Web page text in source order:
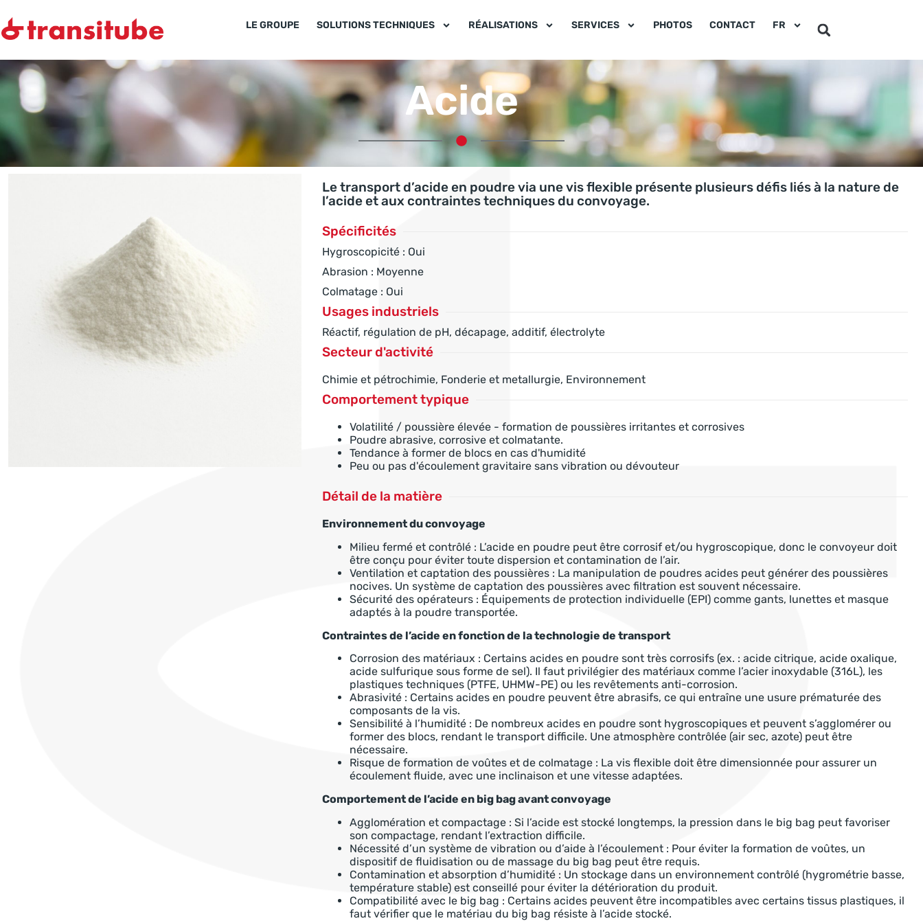
LE GROUPE SOLUTIONS TECHNIQUES RÉALISATIONS SERVICES PHOTOS CONTACT FR
Acide
Le transport d’acide en poudre via une vis flexible présente plusieurs défis liés à la nature de
l’acide et aux contraintes techniques du convoyage.
Spécificités
Hygroscopicité : Oui
Abrasion : Moyenne
Colmatage : Oui
Usages industriels
Réactif, régulation de pH, décapage, additif, électrolyte
Secteur d'activité
Chimie et pétrochimie, Fonderie et metallurgie, Environnement
Comportement typique
Volatilité / poussière élevée - formation de poussières irritantes et corrosives
Poudre abrasive, corrosive et colmatante.
Tendance à former de blocs en cas d'humidité
Peu ou pas d'écoulement gravitaire sans vibration ou dévouteur
Détail de la matière
Environnement du convoyage
Milieu fermé et contrôlé : L’acide en poudre peut être corrosif et/ou hygroscopique, donc le convoyeur doit
être conçu pour éviter toute dispersion et contamination de l’air.
Ventilation et captation des poussières : La manipulation de poudres acides peut générer des poussières
nocives. Un système de captation des poussières avec filtration est souvent nécessaire.
Sécurité des opérateurs : Équipements de protection individuelle (EPI) comme gants, lunettes et masque
adaptés à la poudre transportée.
Contraintes de l’acide en fonction de la technologie de transport
Corrosion des matériaux : Certains acides en poudre sont très corrosifs (ex. : acide citrique, acide oxalique,
acide sulfurique sous forme de sel). Il faut privilégier des matériaux comme l’acier inoxydable (316L), les
plastiques techniques (PTFE, UHMW-PE) ou les revêtements anti-corrosion.
Abrasivité : Certains acides en poudre peuvent être abrasifs, ce qui entraîne une usure prématurée des
composants de la vis.
Sensibilité à l’humidité : De nombreux acides en poudre sont hygroscopiques et peuvent s’agglomérer ou
former des blocs, rendant le transport difficile. Une atmosphère contrôlée (air sec, azote) peut être
nécessaire.
Risque de formation de voûtes et de colmatage : La vis flexible doit être dimensionnée pour assurer un
écoulement fluide, avec une inclinaison et une vitesse adaptées.
Comportement de l’acide en big bag avant convoyage
Agglomération et compactage : Si l’acide est stocké longtemps, la pression dans le big bag peut favoriser
son compactage, rendant l’extraction difficile.
Nécessité d’un système de vibration ou d’aide à l’écoulement : Pour éviter la formation de voûtes, un
dispositif de fluidisation ou de massage du big bag peut être requis.
Contamination et absorption d’humidité : Un stockage dans un environnement contrôlé (hygrométrie basse,
température stable) est conseillé pour éviter la détérioration du produit.
Compatibilité avec le big bag : Certains acides peuvent être incompatibles avec certains tissus plastiques, il
faut vérifier que le matériau du big bag résiste à l’acide stocké.